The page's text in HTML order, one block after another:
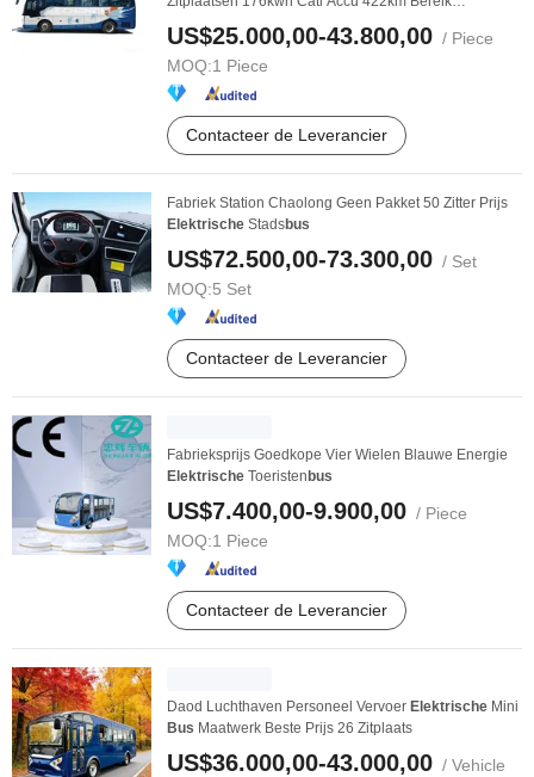
Duurzaam ...
US$25.000,00-43.800,00 / Piece
MOQ:1 Piece
Contacteer de Leverancier
Fabriek Station Chaolong Geen Pakket 50 Zitter Prijs
Elektrische Stadsbus
US$72.500,00-73.300,00 / Set
MOQ:5 Set
Contacteer de Leverancier
Fabrieksprijs Goedkope Vier Wielen Blauwe Energie
Elektrische Toeristen bus
US$7.400,00-9.900,00 / Piece
MOQ:1 Piece
Contacteer de Leverancier
Daod Luchthaven Personeel Vervoer Elektrische Mini
Bus Maatwerk Beste Prijs 26 Zitplaats
US$36.000,00-43.000,00 / Vehicle